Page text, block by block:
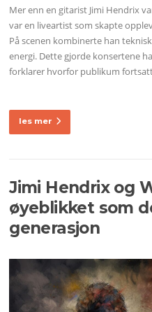
Mer enn en gitarist Jimi Hendrix
var en liveartist som skapte
På scenen kombinerte han
energi. Dette gjorde konsertene
forklarer hvorfor publikum
les mer
Jimi Hendrix og
øyeblikket som
generasjon